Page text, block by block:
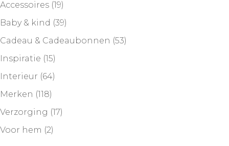
Accessoires (19)
Baby & kind (39)
Cadeau & Cadeaubonnen (53)
Inspiratie (15)
Interieur (64)
Merken (118)
Verzorging (17)
Voor hem (2)